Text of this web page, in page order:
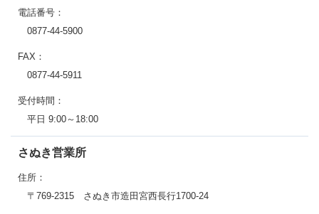
電話番号：
0877-44-5900
FAX：
0877-44-5911
受付時間：
平日 9:00～18:00
さぬき営業所
住所：
〒769-2315 さぬき市造田宮西長行1700-24